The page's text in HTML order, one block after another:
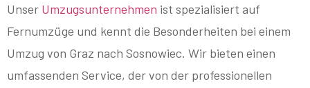
Unser Umzugsunternehmen ist spezialisiert auf
Fernumzüge und kennt die Besonderheiten bei einem
Umzug von Graz nach Sosnowiec. Wir bieten einen
umfassenden Service, der von der professionellen